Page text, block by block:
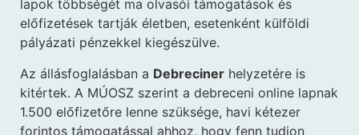
lapok többségét ma olvasói támogatások és
előfizetések tartják életben, esetenként külföldi
pályázati pénzekkel kiegészülve.
Az állásfoglalásban a Debreciner helyzetére is
kitértek. A MÚOSZ szerint a debreceni online lapnak
1.500 előfizetőre lenne szüksége, havi kétezer
forintos támogatással ahhoz, hogy fenn tudjon